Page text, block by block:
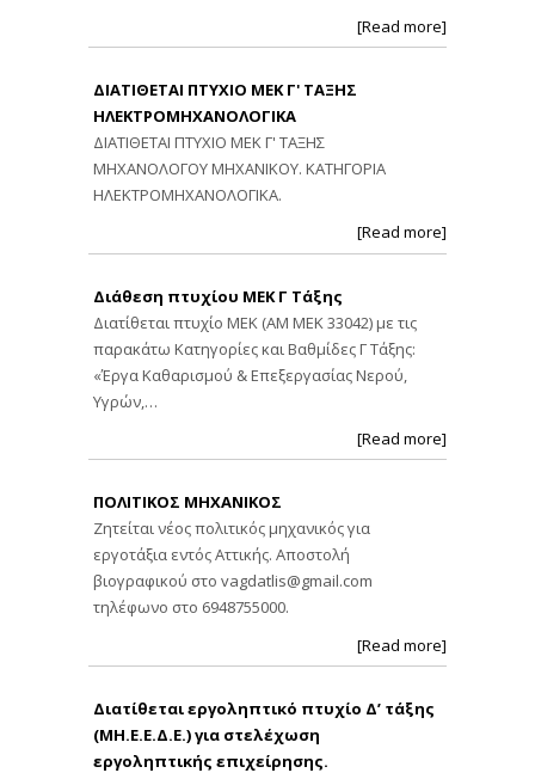
[Read more]
ΔΙΑΤΙΘΕΤΑΙ ΠΤΥΧΙΟ ΜΕΚ Γ' ΤΑΞΗΣ
ΗΛΕΚΤΡΟΜΗΧΑΝΟΛΟΓΙΚΑ
ΔΙΑΤΙΘΕΤΑΙ ΠΤΥΧΙΟ ΜΕΚ Γ' ΤΑΞΗΣ
ΜΗΧΑΝΟΛΟΓΟΥ ΜΗΧΑΝΙΚΟΥ. ΚΑΤΗΓΟΡΙΑ
ΗΛΕΚΤΡΟΜΗΧΑΝΟΛΟΓΙΚΑ.
[Read more]
Διάθεση πτυχίου ΜΕΚ Γ Τάξης
Διατίθεται πτυχίο ΜΕΚ (ΑΜ ΜΕΚ 33042) με τις
παρακάτω Κατηγορίες και Βαθμίδες Γ Τάξης:
«Έργα Καθαρισμού & Επεξεργασίας Νερού,
Υγρών,…
[Read more]
ΠΟΛΙΤΙΚΟΣ ΜΗΧΑΝΙΚΟΣ
Ζητείται νέος πολιτικός μηχανικός για
εργοτάξια εντός Αττικής. Αποστολή
βιογραφικού στο vagdatlis@gmail.com
τηλέφωνο στο 6948755000.
[Read more]
Διατίθεται εργοληπτικό πτυχίο Δ’ τάξης
(ΜΗ.Ε.Ε.Δ.Ε.) για στελέχωση
εργοληπτικής επιχείρησης.